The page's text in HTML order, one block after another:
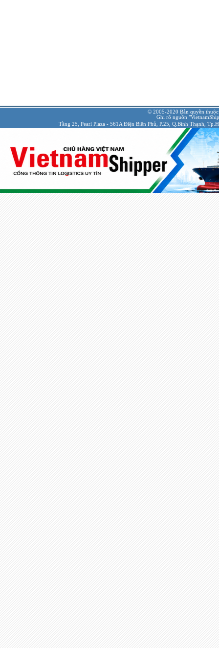
© 2005-2020 Bản quyền
Ghi rõ nguồn
Tầng 25, Pearl Plaza - 561A Điện Biên Phủ, P.25, Q.Bình Thạnh,